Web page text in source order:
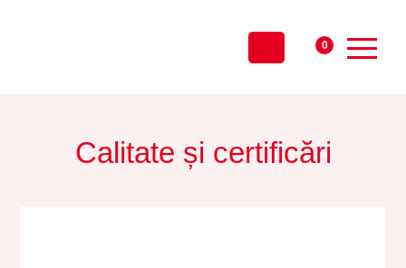
0
Calitate și certificări